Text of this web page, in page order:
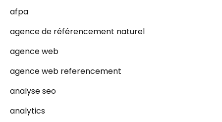
afpa
agence de référencement naturel
agence web
agence web referencement
analyse seo
analytics